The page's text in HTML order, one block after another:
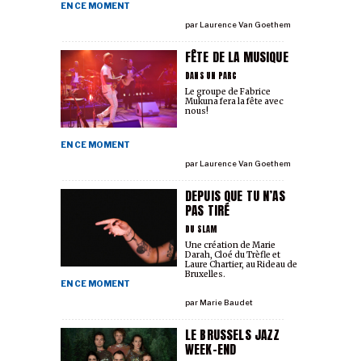
EN CE MOMENT
par Laurence Van Goethem
FÊTE DE LA MUSIQUE
DANS UN PARC
EN CE MOMENT
parLaurence Van Goethem
Le groupe de Fabrice
Mukuna fera la fête avec
nous!
DEPUIS QUE TU N’AS
PAS TIRÉ
DU SLAM
EN CE MOMENT
parMarie Baudet
Une création de Marie
Darah, Cloé du Trèfle et
Laure Chartier, au Rideau de
Bruxelles.
LE BRUSSELS JAZZ
WEEK-END